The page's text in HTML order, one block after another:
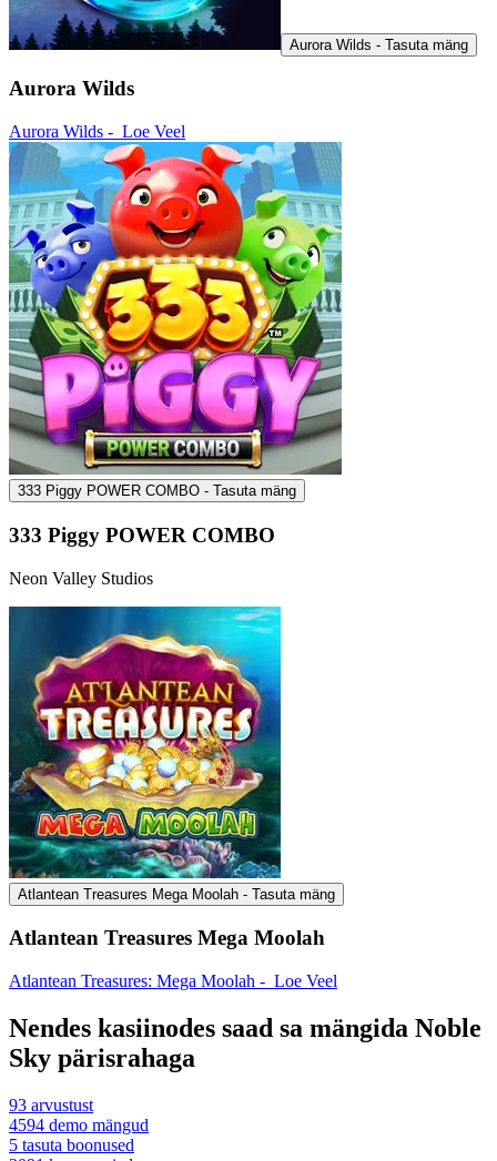
Aurora Wilds - Tasuta mäng
Aurora Wilds
Aurora Wilds - Loe Veel
333 Piggy POWER COMBO - Tasuta mäng
333 Piggy POWER COMBO
Neon Valley Studios
Atlantean Treasures Mega Moolah - Tasuta mäng
Atlantean Treasures Mega Moolah
Atlantean Treasures: Mega Moolah - Loe Veel
Nendes kasiinodes saad sa mängida Noble
Sky pärisrahaga
93 arvustust
4594 demo mängud
5 tasuta boonused